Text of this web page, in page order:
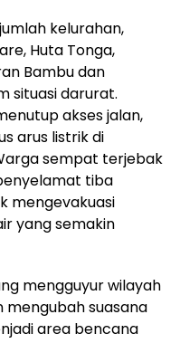
kelurahan,
Huta Tonga,
Bambu dan
situasi darurat.
akses jalan,
arus listrik di
sempat terjebak
tiba
mengevakuasi
yang semakin
mengguyur wilayah
mengubah suasana
area bencana